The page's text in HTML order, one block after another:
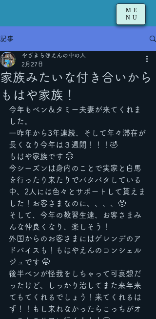
ME
NU
記事
家族みたいな付き合いから
もはや家族！
やざきち＠えんの中の人
2月27日
今年もベン＆タミー夫妻が来てくれま
した。
一昨年から3年連続、そして年々滞在が
長くなり今年は３週間！！！🤣
もはや家族です 🤭
今シーズンは身内のことで実家と白馬
を行ったり来たりでバタバタしている
中、2人には色々とサポートして貰えま
した！お客さまなのに、、、、🥺
そして、今年の教習生達、お客さまみ
んな仲良くなり、楽しそう！
外国からのお客さまにはゲレンデのア
ドバイスも！もはやえんのコンシェル
ジュです 🤭
後半ベンが怪我をしちゃって可哀想だ
ったけど、しっかり治してまた来年来
てもてくれるでしょう！来てくれるは
ず！！もし来れなかったらこっちがオ